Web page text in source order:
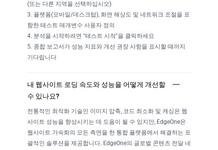
(또는 다른 지역을 선택하십시오)
3. 플랫폼(모바일/데스크탑), 화면 해상도 및 네트워크 조절을 포
함한 테스트 매개변수 사용자 정의
4. 분석을 시작하려면 "테스트 시작"을 클릭하세요
5. 종합 보고서가 성능 지표와 개선 권장 사항을 표시할 때까지
기다립니다
내 웹사이트 로딩 속도와 성능을 어떻게 개선할
수 있나요?
전통적인 최적화 기술인 이미지 압축, 코드 최소화 및 캐싱은 웹
사이트 성능을 향상시키는 데 도움이 될 수 있지만, EdgeOne은
웹사이트 가속화의 모든 측면을 한 통합 플랫폼에서 해결하는 포
괄적인 솔루션을 제공합니다. EdgeOne의 글로벌 콘텐츠 전달 네